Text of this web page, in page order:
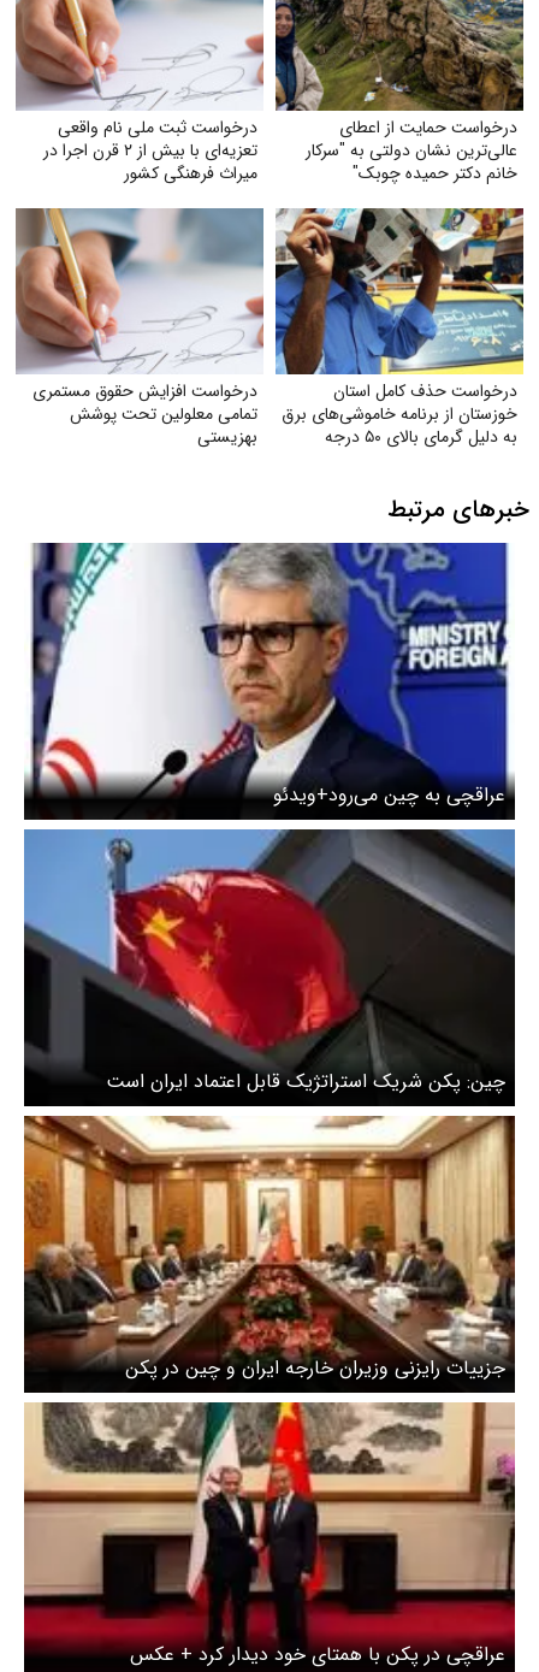
درخواست حمایت از اعطای
عالی‌ترین نشان دولتی به "سرکار
خانم دکتر حمیده چوبک"
درخواست ثبت ملی نام واقعی
تعزیه‌ای با بیش از ۲ قرن اجرا در
میراث فرهنگی کشور
درخواست حذف کامل استان
خوزستان از برنامه خاموشی‌های برق
به دلیل گرمای بالای ۵۰ درجه
درخواست افزایش حقوق مستمری
تمامی معلولین تحت پوشش
بهزیستی
خبرهای مرتبط
عراقچی به چین می‌رود+ویدئو
چین: پکن شریک استراتژیک قابل اعتماد ایران است
جزییات رایزنی وزیران خارجه ایران و چین در پکن
عراقچی در پکن با همتای خود دیدار کرد + عکس